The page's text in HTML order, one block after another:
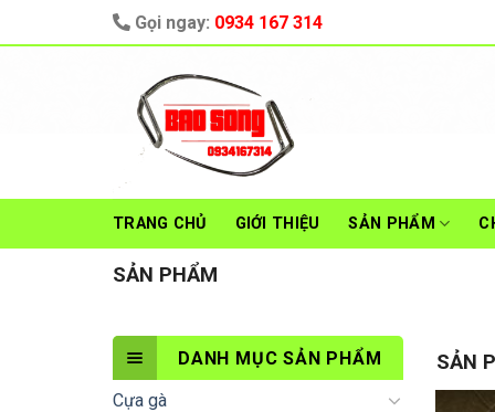
to
Gọi ngay: 0934 167 314
TRANG CHỦ GIỚI THIỆU SẢN PHẨM
SẢN PHẨM
DANH MỤC SẢN PHẨM
Cựa gà
SẢN